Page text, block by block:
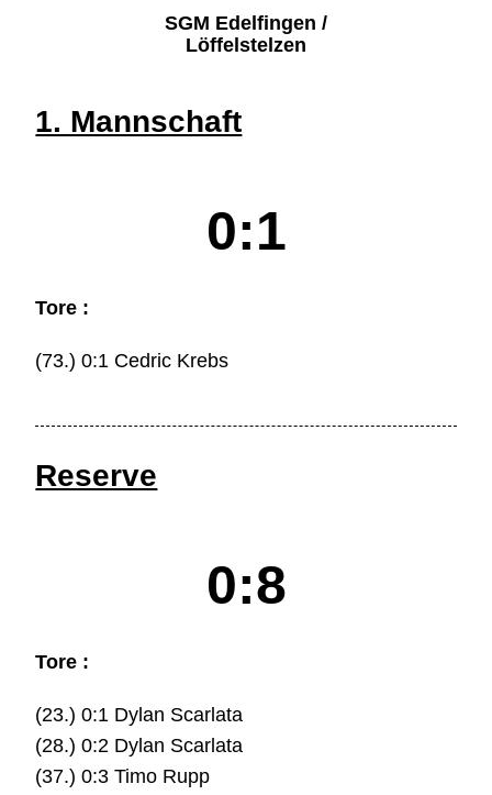
SGM Edelfingen /
Löffelstelzen
1. Mannschaft
0:1
Tore :
(73.) 0:1 Cedric Krebs
Reserve
0:8
Tore :
(23.) 0:1 Dylan Scarlata
(28.) 0:2 Dylan Scarlata
(37.) 0:3 Timo Rupp